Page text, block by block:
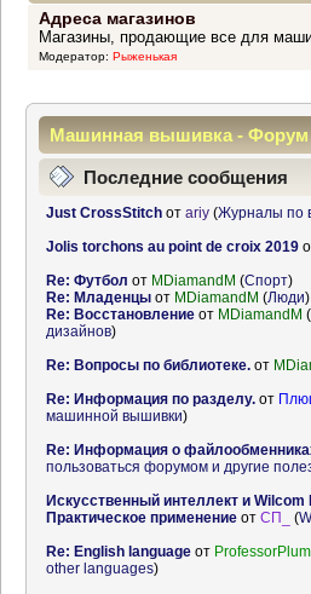
Адреса магазинов
Магазины, продающие все для
Модератор: Рыженькая
Машинная вышивка - Форум
Информационный центр
Последние сообщения
Just CrossStitchот ariy(Журналы по
Jolis torchons au point de croix 2019
Re: Футбол от MDiamandM (Спорт)
Re: Младенцыот MDiamandM (Люди)
Re: Восстановлениеот MDiamandM (
дизайнов)
Re: Вопросы по библиотеке.от
Re: Информация по разделу.от
машинной вышивки)
Re: Информация о
пользоваться форумом и другие
Искусственный интеллект и
Практическое применениеот СП_ (
Re: English languageот ProfessorPlum
other languages)